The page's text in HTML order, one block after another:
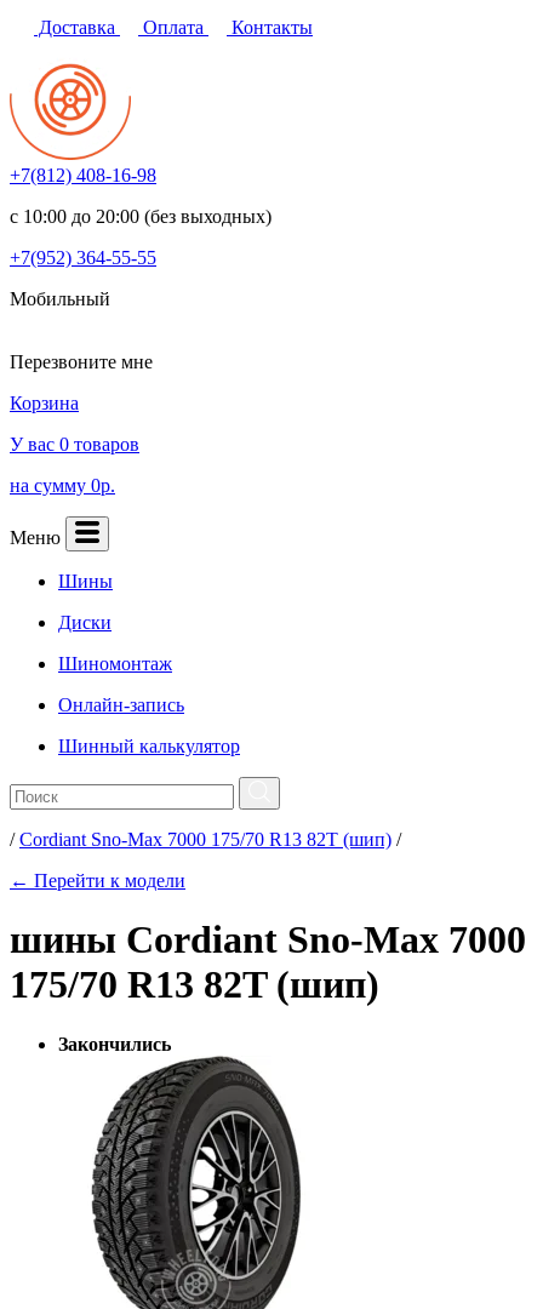
Доставка Оплата Контакты
+7(812) 408-16-98
с 10:00 до 20:00 (без выходных)
+7(952) 364-55-55
Мобильный
Перезвоните мне
Корзина
У вас 0 товаров
на сумму 0р.
Меню
Шины
Диски
Шиномонтаж
Онлайн-запись
Шинный калькулятор
/Cordiant Sno-Max 7000 175/70 R13 82T (шип) /
← Перейти к модели
шины Cordiant Sno-Max 7000
175/70 R13 82T (шип)
Закончились